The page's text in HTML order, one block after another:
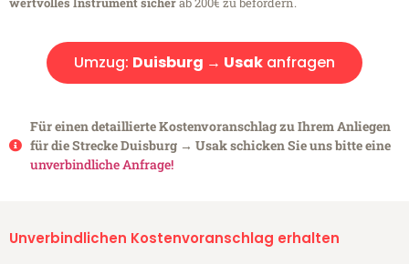
Umzug: Duisburg → Usak anfragen
Für einen detaillierte Kostenvoranschlag zu Ihrem Anliegen
für die Strecke Duisburg → Usak schicken Sie uns bitte eine
unverbindliche Anfrage!
Unverbindlichen Kostenvoranschlag erhalten